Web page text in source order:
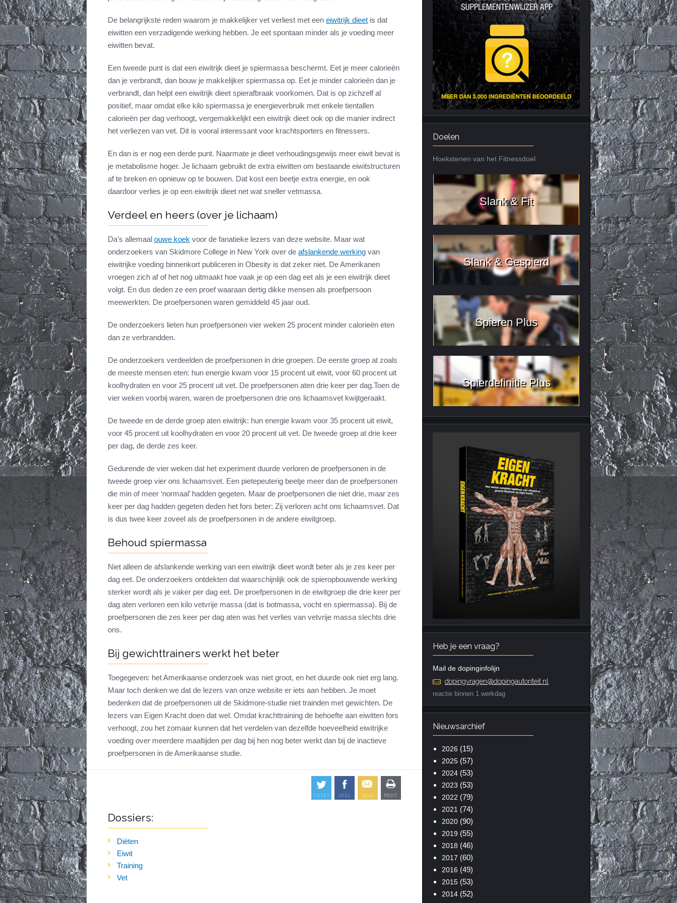
Hartslag en intensiteit
Voedingsfouten top 5
Citrus Aurantium
Tribulus Terrestris
Vitaminen en
mineralen
Weight Gainers
Nieuws archief
De belangrijkste reden waarom je makkelijker vet verliest met een eiwitrijk dieet is dat
eiwitten een verzadigende werking hebben. Je eet spontaan minder als je voeding meer
eiwitten bevat.
Een tweede punt is dat een eiwitrijk dieet je spiermassa beschermt. Eet je meer calorieën
dan je verbrandt, dan bouw je makkelijker spiermassa op. Eet je minder calorieën dan je
verbrandt, dan helpt een eiwitrijk dieet spierafbraak voorkomen. Dat is op zichzelf al
positief, maar omdat elke kilo spiermassa je energieverbruik met enkele tientallen
calorieën per dag verhoogt, vergemakkelijkt een eiwitrijk dieet ook op die manier indirect
het verliezen van vet. Dit is vooral interessant voor krachtsporters en fitnessers.
En dan is er nog een derde punt. Naarmate je dieet verhoudingsgewijs meer eiwit bevat is
je metabolisme hoger. Je lichaam gebruikt de extra eiwitten om bestaande eiwitstructuren
af te breken en opnieuw op te bouwen. Dat kost een beetje extra energie, en ook
daardoor verlies je op een eiwitrijk dieet net wat sneller vetmassa.
Verdeel en heers (over je lichaam)
Da’s allemaal ouwe koek voor de fanatieke lezers van deze website. Maar wat
onderzoekers van Skidmore College in New York over de afslankende werking van
eiwitrijke voeding binnenkort publiceren in Obesity is dat zeker niet. De Amerikanen
vroegen zich af of het nog uitmaakt hoe vaak je op een dag eet als je een eiwitrijk dieet
volgt. En dus deden ze een proef waaraan dertig dikke mensen als proefpersoon
meewerkten. De proefpersonen waren gemiddeld 45 jaar oud.
De onderzoekers lieten hun proefpersonen vier weken 25 procent minder calorieën eten
dan ze verbrandden.
De onderzoekers verdeelden de proefpersonen in drie groepen. De eerste groep at zoals
de meeste mensen eten: hun energie kwam voor 15 procent uit eiwit, voor 60 procent uit
koolhydraten en voor 25 procent uit vet. De proefpersonen aten drie keer per dag.Toen de
vier weken voorbij waren, waren de proefpersonen drie ons lichaamsvet kwijtgeraakt.
De tweede en de derde groep aten eiwitrijk: hun energie kwam voor 35 procent uit eiwit,
voor 45 procent uit koolhydraten en voor 20 procent uit vet. De tweede groep at drie keer
per dag, de derde zes keer.
Gedurende de vier weken dat het experiment duurde verloren de proefpersonen in de
tweede groep vier ons lichaamsvet. Een pietepeuterig beetje meer dan de proefpersonen
die min of meer ‘normaal’ hadden gegeten. Maar de proefpersonen die niet drie, maar zes
keer per dag hadden gegeten deden het fors beter: Zij verloren acht ons lichaamsvet. Dat
is dus twee keer zoveel als de proefpersonen in de andere eiwitgroep.
Behoud spiermassa
Niet alleen de afslankende werking van een eiwitrijk dieet wordt beter als je zes keer per
dag eet. De onderzoekers ontdekten dat waarschijnlijk ook de spieropbouwende werking
sterker wordt als je vaker per dag eet. De proefpersonen in de eiwitgroep die drie keer per
dag aten verloren een kilo vetvrije massa (dat is botmassa, vocht en spiermassa). Bij de
proefpersonen die zes keer per dag aten was het verlies van vetvrije massa slechts drie
ons.
Bij gewichttrainers werkt het beter
Toegegeven: het Amerikaanse onderzoek was niet groot, en het duurde ook niet erg lang.
Maar toch denken we dat de lezers van onze website er iets aan hebben. Je moet
bedenken dat de proefpersonen uit de Skidmore-studie niet trainden met gewichten. De
lezers van Eigen Kracht doen dat wel. Omdat krachttraining de behoefte aan eiwitten fors
verhoogt, zou het zomaar kunnen dat het verdelen van dezelfde hoeveelheid eiwitrijke
voeding over meerdere maaltijden per dag bij hen nog beter werkt dan bij de inactieve
proefpersonen in de Amerikaanse studie.
Dossiers:
Diëten
Eiwit
Training
Vet
Doelen
Hoekstenen van het Fitnessdoel
Slank & Fit
Slank & Gespierd
Spieren Plus
Spierdefinitie Plus
Heb je een vraag?
Mail de dopinginfolijn
dopingvragen@dopingautoriteit.nl
reactie binnen 1 werkdag
Nieuwsarchief
2026 (15)
2025(57)
2024(53)
2023 (53)
2022 (79)
2021 (74)
2020(90)
2019 (55)
2018 (46)
2017 (60)
2016 (49)
2015(53)
2014(52)